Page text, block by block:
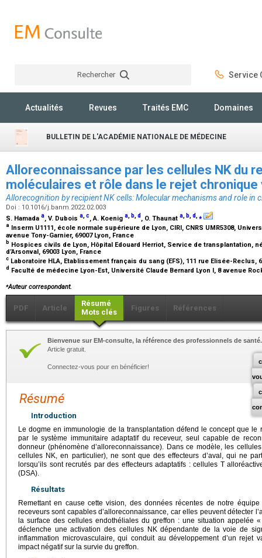
Rechercher Service
Actualités Revues Traités EMC Domaines
BULLETIN DE L'ACADÉMIE NATIONALE DE MÉDECINE
Alloreconnaissance par les cellules NK du
moléculaires et rôle dans le rejet
Allorecognition by recipient NK cells: Molecular mechanisms and role in
Doi : 10.1016/j.banm.2022.02.003
S. Hamada a, V. Dubois a,c, A. Koenig a, b,d , O. Thaunat a, b,d,⁎
a Inserm U1111, école normale supérieure de Lyon, CIRI, CNRS UMR5308,
avenue Tony-Garnier, 69007 Lyon, France
b Hospices civils de Lyon, Hôpital Edouard Herriot, Service de transplantation,
d’Arsonval, 69003 Lyon, France
c Laboratoire HLA, Etablissement français du sang (EFS), 111 rue Elisée-Reclus,
d Faculté de médecine Lyon-Est, Université Claude Bernard Lyon I, 8 avenue
⁎Auteur correspondant.
PDF Article
Résumé
Mots clés
Figures Références
Bienvenue sur EM-consulte, la référence des professionnels de santé.
Article gratuit.
Connectez-vous pour en bénéficier!
Résumé
Introduction
Le dogme en immunologie de la transplantation défend le concept que le
par le système immunitaire adaptatif du receveur, seul capable de
donneur (phénomène d’alloreconnaissance). Dans ce modèle, les
cellules NK, en particulier), ne sont que des effecteurs d’aval, qui ne
lorsqu’ils sont recrutés par des effecteurs adaptatifs : cellules T
(DSA).
Résultats
Remettant en cause cette vision, des données récentes de notre
receveurs sont capables d’alloreconnaissance, car elles peuvent détecter
la surface des cellules endothéliales du greffon : une situation appelée
déclenche une activation des cellules NK dépendante de la voie de
inflammation microvasculaire, qui conduit au développement d’un rejet
impact négatif sur la survie du greffon.